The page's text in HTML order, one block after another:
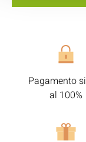
Pagamento
al 100%